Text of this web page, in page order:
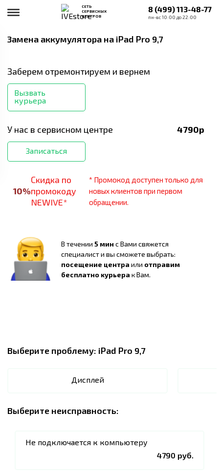
СЕТЬ
СЕРВИСНЫХ
ЦЕНТРОВ
8 (499) 113-48-77
пн-вс 10:00 до 22:00
Замена аккумулятора на iPad Pro 9,7
Заберем отремонтируем и вернем
Вызвать
курьера
У нас в сервисном центре 4790р
Записаться
10%
Скидка по
промокоду
NEWIVE*
* Промокод доступен только для
новых клиентов при первом
обращении.
В течении 5 мин с Вами свяжется
специалист и вы сможете выбрать:
посещение центра или отправим
бесплатно курьера к Вам.
Выберите проблему: iPad Pro 9,7
Дисплей
Выберите неисправность:
Не подключается к компьютеру
4790 руб.